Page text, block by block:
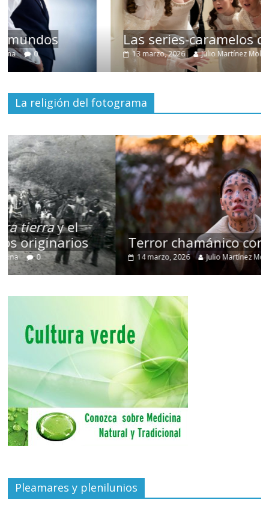
Las series-caramelos de Shondaland
13 marzo, 2026 Julio Martínez Molina 0
La religión del fotograma
Terror chamánico coreano
14 marzo, 2026 Julio Martínez Molina 0
Pleamares y plenilunios